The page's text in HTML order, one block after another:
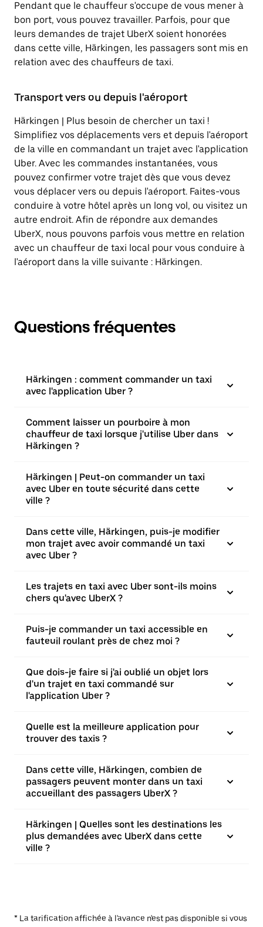
Pendant que le chauffeur s'occupe de vous mener à
bon port, vous pouvez travailler. Parfois, pour que
leurs demandes de trajet UberX soient honorées
dans cette ville, Härkingen, les passagers sont mis en
relation avec des chauffeurs de taxi.
Transport vers ou depuis l'aéroport
Härkingen | Plus besoin de chercher un taxi !
Simplifiez vos déplacements vers et depuis l'aéroport
de la ville en commandant un trajet avec l'application
Uber. Avec les commandes instantanées, vous
pouvez confirmer votre trajet dès que vous devez
vous déplacer vers ou depuis l'aéroport. Faites-vous
conduire à votre hôtel après un long vol, ou visitez un
autre endroit. Afin de répondre aux demandes
UberX, nous pouvons parfois vous mettre en relation
avec un chauffeur de taxi local pour vous conduire à
l'aéroport dans la ville suivante : Härkingen.
Questions fréquentes
Härkingen : comment commander un taxi
avec l'application Uber ?
Comment laisser un pourboire à mon
chauffeur de taxi lorsque j'utilise Uber dans
Härkingen ?
Härkingen | Peut-on commander un taxi
avec Uber en toute sécurité dans cette
ville ?
Dans cette ville, Härkingen, puis-je modifier
mon trajet avec avoir commandé un taxi
avec Uber ?
Les trajets en taxi avec Uber sont-ils moins
chers qu'avec UberX ?
Puis-je commander un taxi accessible en
fauteuil roulant près de chez moi ?
Que dois-je faire si j'ai oublié un objet lors
d'un trajet en taxi commandé sur
l'application Uber ?
Quelle est la meilleure application pour
trouver des taxis ?
Dans cette ville, Härkingen, combien de
passagers peuvent monter dans un taxi
accueillant des passagers UberX ?
Härkingen | Quelles sont les destinations les
plus demandées avec UberX dans cette
ville ?
* La tarification affichée à l'avance n'est pas disponible si vous